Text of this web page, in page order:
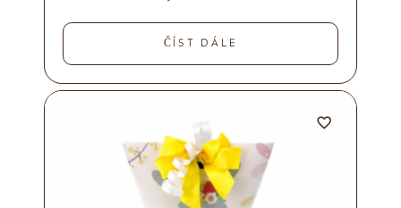
ČÍST DÁLE